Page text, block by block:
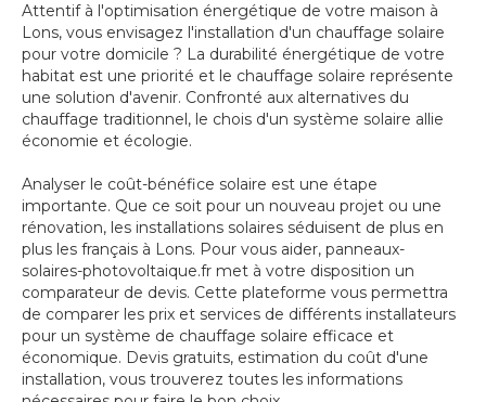
Attentif à l'optimisation énergétique de votre maison à
Lons, vous envisagez l'installation d'un chauffage solaire
pour votre domicile ? La durabilité énergétique de votre
habitat est une priorité et le chauffage solaire représente
une solution d'avenir. Confronté aux alternatives du
chauffage traditionnel, le chois d'un système solaire allie
économie et écologie.
Analyser le coût-bénéfice solaire est une étape
importante. Que ce soit pour un nouveau projet ou une
rénovation, les installations solaires séduisent de plus en
plus les français à Lons. Pour vous aider, panneaux-
solaires-photovoltaique.fr met à votre disposition un
comparateur de devis. Cette plateforme vous permettra
de comparer les prix et services de différents installateurs
pour un système de chauffage solaire efficace et
économique. Devis gratuits, estimation du coût d'une
installation, vous trouverez toutes les informations